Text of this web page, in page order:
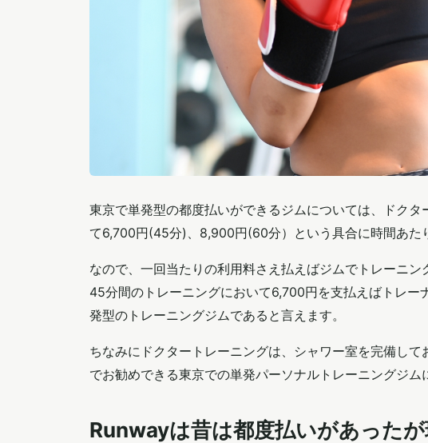
東京で単発型の都度払いができるジムについては、ドク
て6,700円(45分)、8,900円(60分）という具合に時間あた
なので、一回当たりの利用料さえ払えばジムでトレーニ
45分間のトレーニングにおいて6,700円を支払えばトレ
発型のトレーニングジムであると言えます。
ちなみにドクタートレーニングは、シャワー室を完備し
でお勧めできる東京での単発パーソナルトレーニングジム
Runwayは昔は都度払いがあった